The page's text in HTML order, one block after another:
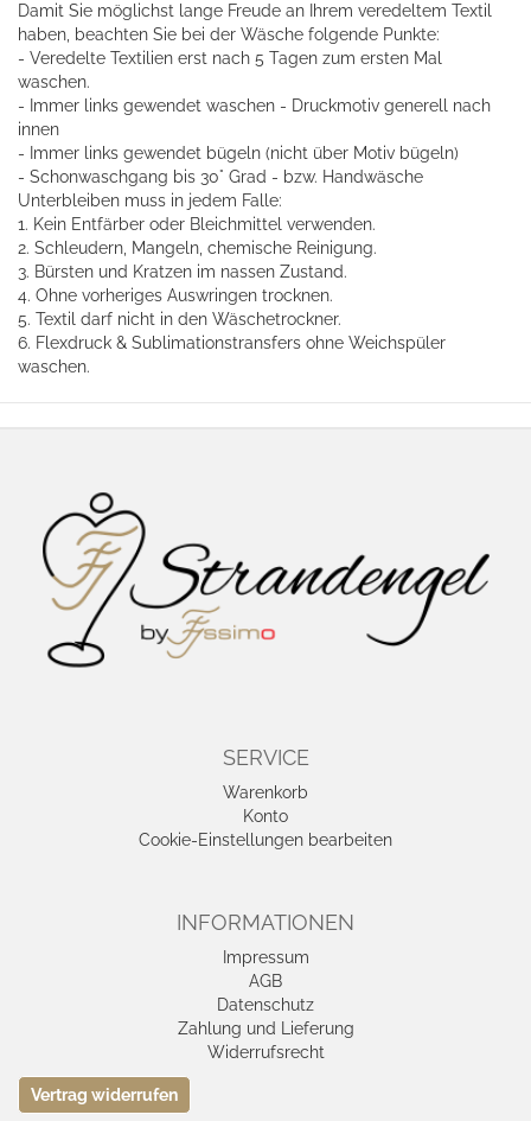
Damit Sie möglichst lange Freude an Ihrem veredeltem Textil
haben, beachten Sie bei der Wäsche folgende Punkte:
- Veredelte Textilien erst nach 5 Tagen zum ersten Mal
waschen.
- Immer links gewendet waschen - Druckmotiv generell nach
innen
- Immer links gewendet bügeln (nicht über Motiv bügeln)
- Schonwaschgang bis 30° Grad - bzw. Handwäsche
Unterbleiben muss in jedem Falle:
1. Kein Entfärber oder Bleichmittel verwenden.
2. Schleudern, Mangeln, chemische Reinigung.
3. Bürsten und Kratzen im nassen Zustand.
4. Ohne vorheriges Auswringen trocknen.
5. Textil darf nicht in den Wäschetrockner.
6. Flexdruck & Sublimationstransfers ohne Weichspüler
waschen.
SERVICE
Warenkorb
Konto
Cookie-Einstellungen bearbeiten
INFORMATIONEN
Impressum
AGB
Datenschutz
Zahlung und Lieferung
Widerrufsrecht
Vertrag widerrufen